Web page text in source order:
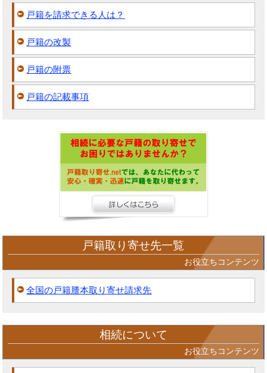
戸籍を請求できる人は？
戸籍の改製
戸籍の附票
戸籍の記載事項
戸籍取り寄せ先一覧
お役立ちコンテンツ
全国の戸籍謄本取り寄せ請求先
相続について
お役立ちコンテンツ